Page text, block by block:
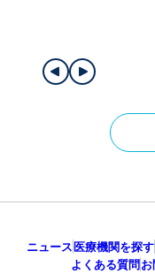
ニュース医療機関を探す
よくある質問